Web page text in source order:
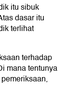
itu sibuk
dasar itu
terlihat
terhadap
mana tentunya